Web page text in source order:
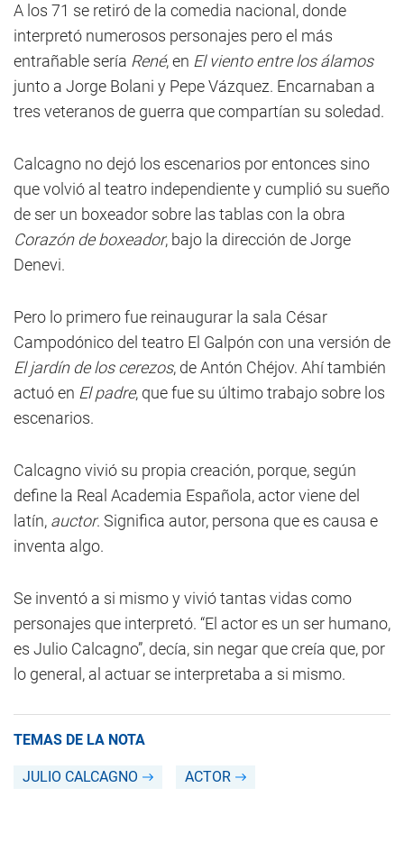
A los 71 se retiró de la comedia nacional, donde
interpretó numerosos personajes pero el más
entrañable sería René, en El viento entre los álamos
junto a Jorge Bolani y Pepe Vázquez. Encarnaban a
tres veteranos de guerra que compartían su soledad.
Calcagno no dejó los escenarios por entonces sino
que volvió al teatro independiente y cumplió su sueño
de ser un boxeador sobre las tablas con la obra
Corazón de boxeador, bajo la dirección de Jorge
Denevi.
Pero lo primero fue reinaugurar la sala César
Campodónico del teatro El Galpón con una versión de
El jardín de los cerezos, de Antón Chéjov. Ahí también
actuó en El padre, que fue su último trabajo sobre los
escenarios.
Calcagno vivió su propia creación, porque, según
define la Real Academia Española, actor viene del
latín, auctor. Significa autor, persona que es causa e
inventa algo.
Se inventó a si mismo y vivió tantas vidas como
personajes que interpretó. “El actor es un ser humano,
es Julio Calcagno”, decía, sin negar que creía que, por
lo general, al actuar se interpretaba a si mismo.
TEMAS DE LA NOTA
JULIO CALCAGNO ACTOR